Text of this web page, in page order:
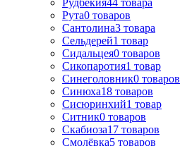
Рута0 товаров
Сантолина3 товара
Сельдерей1 товар
Сидальцея0 товаров
Сикопаротия1 товар
Синеголовник0 товаров
Синюха18 товаров
Сисюринхий1 товар
Ситник0 товаров
Скабиоза17 товаров
Смолёвка5 товаров